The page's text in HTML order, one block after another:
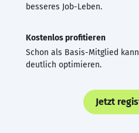
besseres Job-Leben.
Kostenlos profitieren
Schon als Basis-Mitglied
deutlich optimieren.
Jetzt